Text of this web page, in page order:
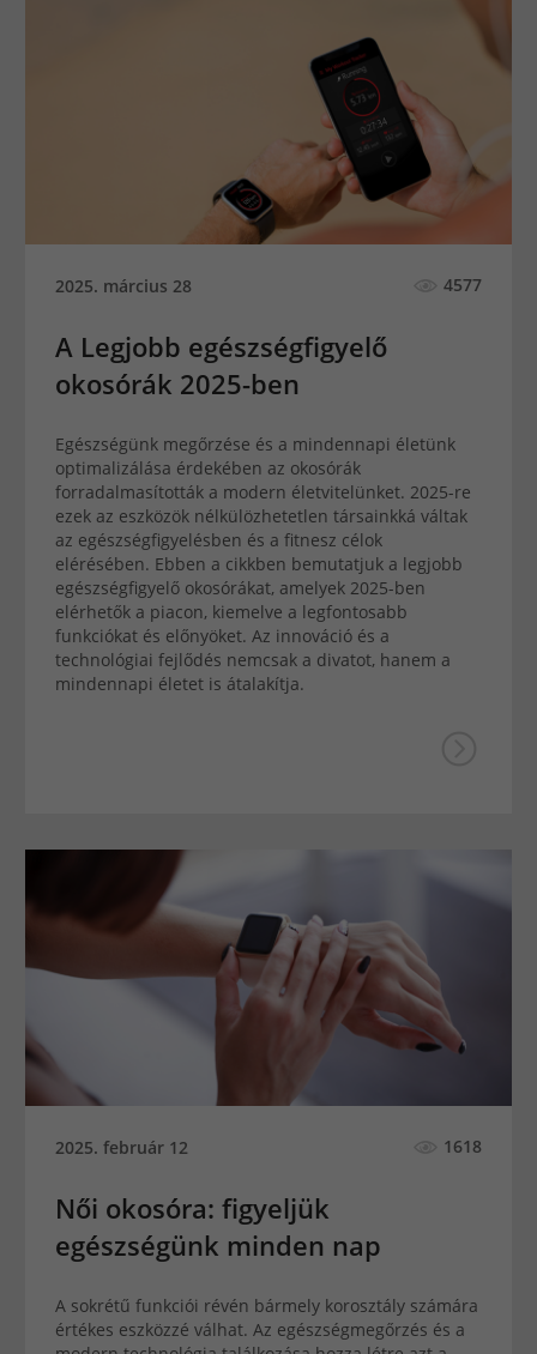
2025. március 28 4577
A Legjobb egészségfigyelő
okosórák 2025-ben
Egészségünk megőrzése és a mindennapi életünk
optimalizálása érdekében az okosórák
forradalmasították a modern életvitelünket. 2025-re
ezek az eszközök nélkülözhetetlen társainkká váltak
az egészségfigyelésben és a fitnesz célok
elérésében. Ebben a cikkben bemutatjuk a legjobb
egészségfigyelő okosórákat, amelyek 2025-ben
elérhetők a piacon, kiemelve a legfontosabb
funkciókat és előnyöket. Az innováció és a
technológiai fejlődés nemcsak a divatot, hanem a
mindennapi életet is átalakítja.
2025. február 12 1618
Női okosóra: figyeljük
egészségünk minden nap
A sokrétű funkciói révén bármely korosztály számára
értékes eszközzé válhat. Az egészségmegőrzés és a